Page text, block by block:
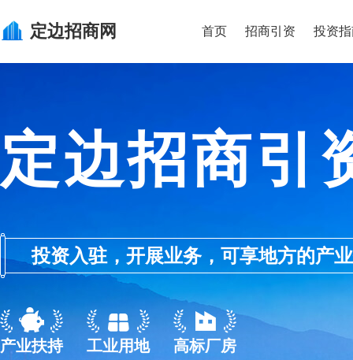
定边招商网 首页 招商引资 投资
定边招商引
投资入驻，开展业务，可享地方的产
产业扶持 工业用地 高标厂房